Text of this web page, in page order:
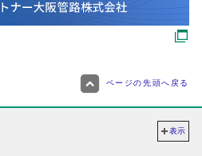
ページの先頭へ戻る
表示